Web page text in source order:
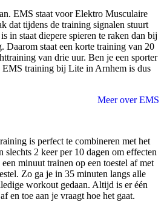
EMS staat voor Elektro Musculaire
dat tijdens de training signalen stuurt
in staat diepere spieren te raken dan bij
Daarom staat een korte training van 20
van drie uur. Ben je een sporter
EMS training bij Lite in Arnhem is dus
Meer over EMS
is perfect te combineren met het
2 keer per 10 dagen om effecten
minuut trainen op een toestel af met
Zo ga je in 35 minuten langs alle
workout gedaan. Altijd is er één
en toe aan je vraagt hoe het gaat.